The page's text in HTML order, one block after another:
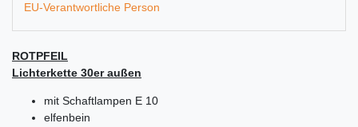
EU-Verantwortliche Person
ROTPFEIL
Lichterkette 30er außen
mit Schaftlampen E 10
elfenbein